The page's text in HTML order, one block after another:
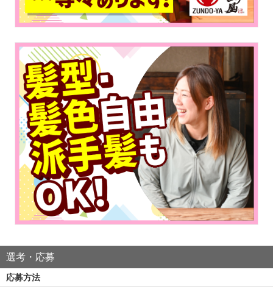
選考・応募
応募方法